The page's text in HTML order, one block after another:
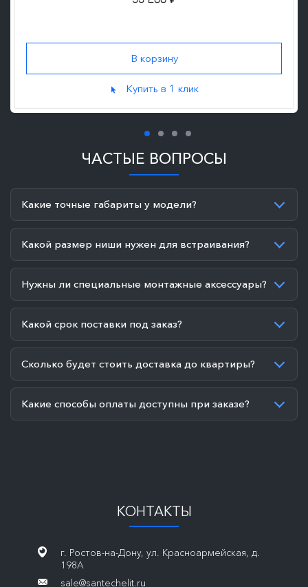
Купить в 1 клик
ЧАСТЫЕ ВОПРОСЫ
Какие точные габариты у модели?
Какой размер ниши нужен для встраивания?
Нужны ли специальные монтажные аксессуары?
Какой срок поставки под заказ?
Сколько будет стоить доставка до квартиры?
Какие способы оплаты доступны при заказе?
КОНТАКТЫ
г. Ростов-на-Дону, ул. Красноармейская, д.
198А
sale@santechelit.ru